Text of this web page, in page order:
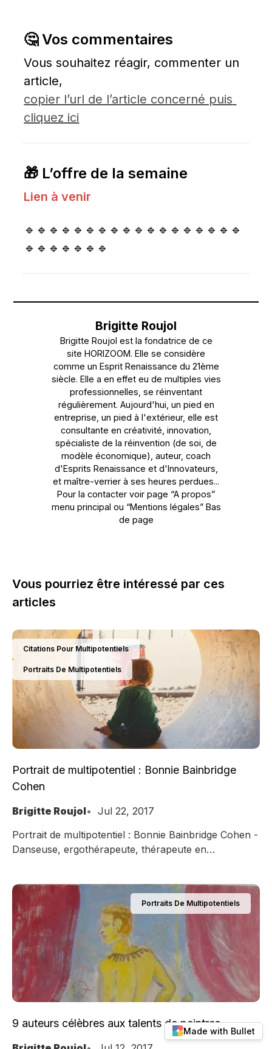
🤔 Vos commentaires
Vous souhaitez réagir, commenter un
article,
copier l’url de l’article concerné puis
cliquez ici
🎁 L’offre de la semaine
Lien à venir
🔹🔹🔹🔹🔹🔹🔹🔹🔹🔹🔹🔹🔹🔹🔹🔹🔹🔹
🔹🔹🔹🔹🔹🔹🔹
Brigitte Roujol
Brigitte Roujol est la fondatrice de ce
site HORIZOOM. Elle se considère
comme un Esprit Renaissance du 21ème
siècle. Elle a en effet eu de multiples vies
professionnelles, se réinventant
régulièrement. Aujourd'hui, un pied en
entreprise, un pied à l'extérieur, elle est
consultante en créativité, innovation,
spécialiste de la réinvention (de soi, de
modèle économique), auteur, coach
d'Esprits Renaissance et d'Innovateurs,
et maître-verrier à ses heures perdues...
Pour la contacter voir page “A propos”
menu principal ou “Mentions légales” Bas
de page
Vous pourriez être intéressé par ces
articles
Citations Pour Multipotentiels
Portraits De Multipotentiels
Portrait de multipotentiel : Bonnie Bainbridge
Cohen
Brigitte Roujol
Jul 22, 2017
Portrait de multipotentiel : Bonnie Bainbridge Cohen -
Danseuse, ergothérapeute, thérapeute en
Portraits De Multipotentiels
9 auteurs célèbres aux talents de peintres
Made with Bullet